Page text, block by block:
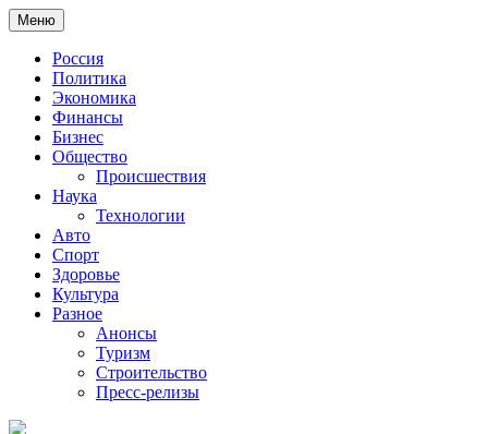
Меню
Россия
Политика
Экономика
Финансы
Бизнес
Общество
Происшествия
Наука
Технологии
Авто
Спорт
Здоровье
Культура
Разное
Анонсы
Туризм
Строительство
Пресс-релизы